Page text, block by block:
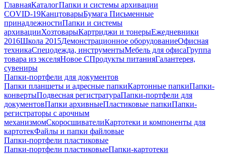
ГлавнаяКаталогПапки и системы архивации
COVID-19КанцтоварыБумага Письменные
принадлежностиПапки и системы
архивацииХозтоварыКартриджи и тонерыЕжедневники
2016Школа 2015Демонстрационное оборудованиеОфисная
техникаСпецодежда, инструментыМебель для офисаГруппа
товара из экселяНовое СПродукты питанияГалантерея,
сувениры
Папки-портфели для документов
Папки планшеты и адресные папкиКартонные папкиПапки-
конвертыПодвесная регистратураПапки-портфели для
документовПапки архивныеПластиковые папкиПапки-
регистраторы с арочным
механизмомСкоросшивателиКартотеки и компоненты для
картотекФайлы и папки файловые
Папки-портфели пластиковые
Папки-портфели пластиковыеПапки-картотеки